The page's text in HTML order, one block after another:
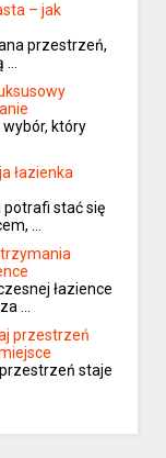
– jak
przestrzeń,
…
który
łazienka
potrafi stać się
…
łazience
…
przestrzeń
staje